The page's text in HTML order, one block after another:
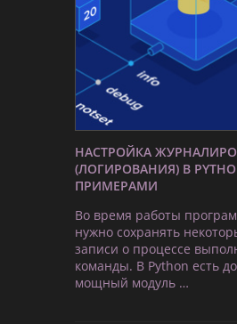
НАСТРОЙКА
(ЛОГИРОВАНИЯ) В
ПРИМЕРАМИ
Во время работы
нужно сохранять
записи о процессе
команды. В Python есть
мощный модуль …